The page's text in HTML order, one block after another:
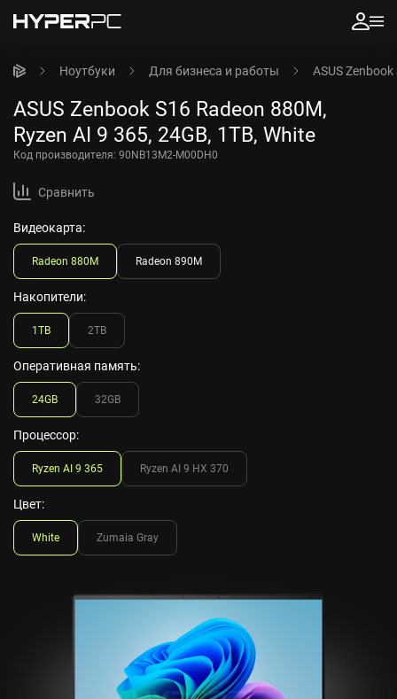
Ноутбуки Для бизнеса и работы ASUS
ASUS Zenbook S16 Radeon 880M,
Ryzen AI 9 365, 24GB, 1TB, White
Код производителя: 90NB13M2-M00DH0
Сравнить
Видеокарта:
Radeon 880M Radeon 890M
Накопители:
1TB 2TB
Оперативная память:
24GB 32GB
Процессор:
Ryzen AI 9 365 Ryzen AI 9 HX 370
Цвет:
White Zumaia Gray